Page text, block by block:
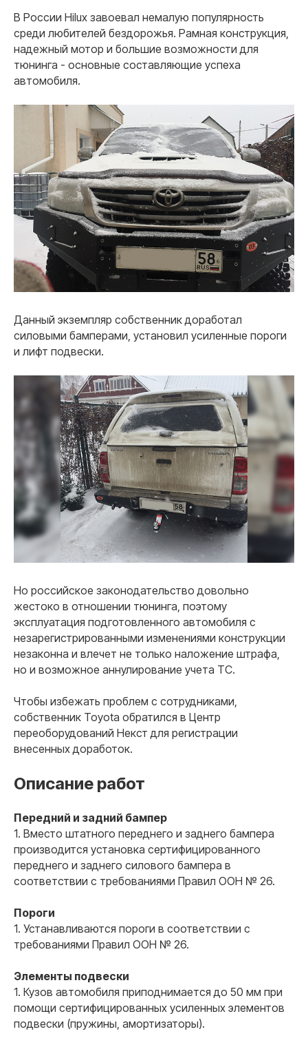
В России Hilux завоевал немалую популярность
среди любителей бездорожья. Рамная конструкция,
надежный мотор и большие возможности для
тюнинга - основные составляющие успеха
автомобиля.
Данный экземпляр собственник доработал
силовыми бамперами, установил усиленные пороги
и лифт подвески.
Но российское законодательство довольно
жестоко в отношении тюнинга, поэтому
эксплуатация подготовленного автомобиля с
незарегистрированными изменениями конструкции
незаконна и влечет не только наложение штрафа,
но и возможное аннулирование учета ТС.
Чтобы избежать проблем с сотрудниками,
собственник Toyota обратился в Центр
переоборудований Некст для регистрации
внесенных доработок.
Описание работ
Передний и задний бампер
1. Вместо штатного переднего и заднего бампера
производится установка сертифицированного
переднего и заднего силового бампера в
соответствии с требованиями Правил ООН № 26.
Пороги
1. Устанавливаются пороги в соответствии с
требованиями Правил ООН № 26.
Элементы подвески
1. Кузов автомобиля приподнимается до 50 мм при
помощи сертифицированных усиленных элементов
подвески (пружины, амортизаторы).